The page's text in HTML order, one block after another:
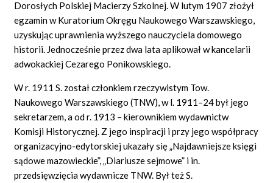
Dorosłych Polskiej Macierzy Szkolnej. W lutym 1907 złożył
egzamin w Kuratorium Okręgu Naukowego Warszawskiego,
uzyskując uprawnienia wyższego nauczyciela domowego
historii. Jednocześnie przez dwa lata aplikował w kancelarii
adwokackiej Cezarego Ponikowskiego.
W r. 1911 S. został członkiem rzeczywistym Tow.
Naukowego Warszawskiego (TNW), w l. 1911–24 był jego
sekretarzem, a od r. 1913 – kierownikiem wydawnictw
Komisji Historycznej. Z jego inspiracji i przy jego współpracy
organizacyjno-edytorskiej ukazały się „Najdawniejsze księgi
sądowe mazowieckie”, „Diariusze sejmowe” i in.
przedsięwzięcia wydawnicze TNW. Był też S.